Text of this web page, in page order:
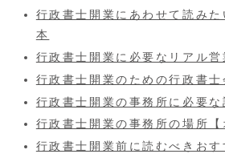
行政書士開業にあわせて読み
本
行政書士開業に必要なリアル営
行政書士開業のための行政書
行政書士開業の事務所に必要な
行政書士開業の事務所の場所【
行政書士開業前に読むべきお